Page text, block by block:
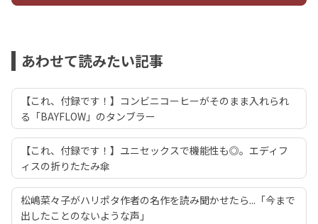
あわせて読みたい記事
【これ、付録です！】コンビニコーヒーがそのまま入れられ
る「BAYFLOW」のタンブラー
【これ、付録です！】ユニセックスで機能性も◎。エディフ
ィスの折りたたみ傘
松嶋菜々子がハリポタ作者の名作を読み聞かせたら...「今まで
出したことのないような声」